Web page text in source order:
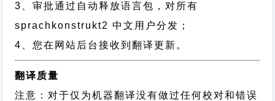
3、审批通过自动释放语言包，对所有
sprachkonstrukt2 中文用户分发；
4、您在网站后台接收到翻译更新。
翻译质量
注意：对于仅为机器翻译没有做过任何校对和错误